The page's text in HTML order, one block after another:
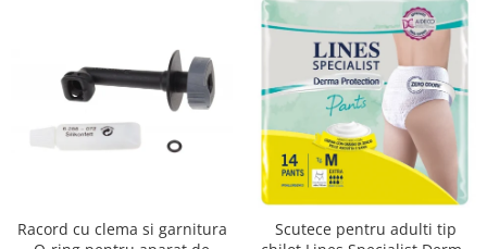
Textile si covoare
Uscatoare rufe
Utilaje si materiale de constructii
Laptop, Tablete & Telefoane
Telefoane Mobile & accesorii
Racord cu clema si garnitura
Scutece pentru adulti tip